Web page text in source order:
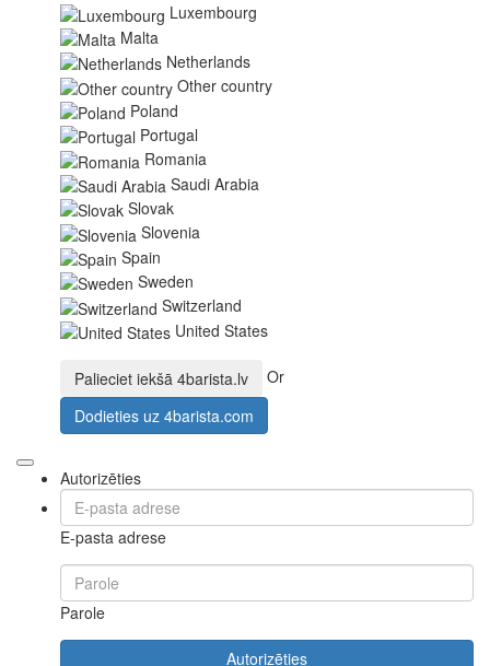
Luxembourg
Malta
Netherlands
Other country
Poland
Portugal
Romania
Saudi Arabia
Slovak
Slovenia
Spain
Sweden
Switzerland
United States
Palieciet iekšā 4barista.lv
Or
Dodieties uz 4barista.com
Autorizēties
E-pasta adrese
Parole
Autorizēties